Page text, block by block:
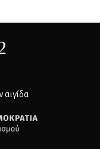
αιγίδα